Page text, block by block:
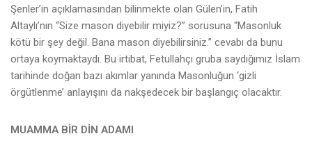
Şenler’in açıklamasından bilinmekte olan Gülen’in, Fatih
Altaylı’nın “Size mason diyebilir miyiz?” sorusuna “Masonluk
kötü bir şey değil. Bana mason diyebilirsiniz.” cevabı da bunu
ortaya koymaktaydı. Bu irtibat, Fetullahçı gruba saydığımız İslam
tarihinde doğan bazı akımlar yanında Masonluğun ‘gizli
örgütlenme’ anlayışını da nakşedecek bir başlangıç olacaktır.
MUAMMA BİR DİN ADAMI